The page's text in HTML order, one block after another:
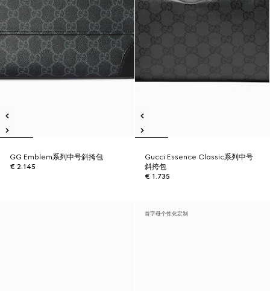
GG Emblem系列中号斜挎包
€ 2.145
Gucci Essence Classic系列中号
斜挎包
€ 1.735
首字母个性化定制